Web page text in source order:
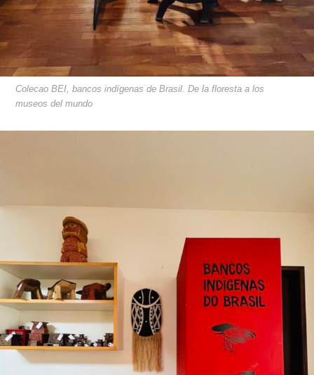
Colecao BEI, bancos indígenas de Brasil. De la floresta a los
museos del mundo